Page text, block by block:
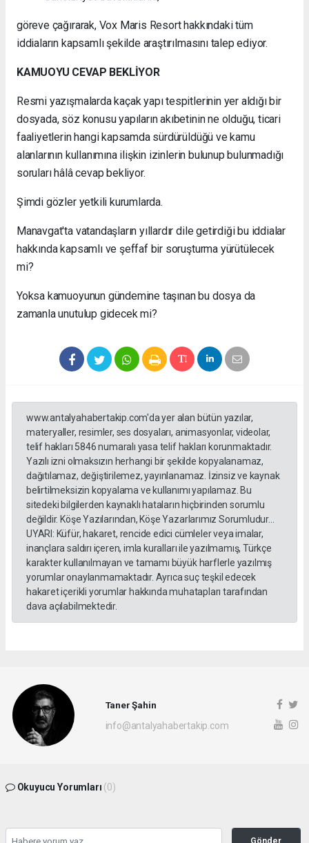
göreve çağırarak, Vox Maris Resort hakkındaki tüm
iddiaların kapsamlı şekilde araştırılmasını talep ediyor.
KAMUOYU CEVAP BEKLİYOR
Resmi yazışmalarda kaçak yapı tespitlerinin yer aldığı bir
dosyada, söz konusu yapıların akıbetinin ne olduğu, ticari
faaliyetlerin hangi kapsamda sürdürüldüğü ve kamu
alanlarının kullanımına ilişkin izinlerin bulunup bulunmadığı
soruları hâlâ cevap bekliyor.
Şimdi gözler yetkili kurumlarda.
Manavgat'ta vatandaşların yıllardır dile getirdiği bu iddialar
hakkında kapsamlı ve şeffaf bir soruşturma yürütülecek
mi?
Yoksa kamuoyunun gündemine taşınan bu dosya da
zamanla unutulup gidecek mi?
www.antalyahabertakip.com'da yer alan bütün yazılar,
materyaller, resimler, ses dosyaları, animasyonlar, videolar,
telif hakları 5846 numaralı yasa telif hakları korunmaktadır.
Yazılı izni olmaksızın herhangi bir şekilde kopyalanamaz,
dağıtılamaz, değiştirilemez, yayınlanamaz. İzinsiz ve kaynak
belirtilmeksizin kopyalama ve kullanımı yapılamaz. Bu
sitedeki bilgilerden kaynaklı hataların hiçbirinden sorumlu
değildir. Köşe Yazılarından, Köşe Yazarlarımız Sorumludur...
UYARI: Küfür, hakaret, rencide edici cümleler veya imalar,
inançlara saldırı içeren, imla kuralları ile yazılmamış, Türkçe
karakter kullanılmayan ve tamamı büyük harflerle yazılmış
yorumlar onaylanmamaktadır. Ayrıca suç teşkil edecek
hakaret içerikli yorumlar hakkında muhatapları tarafından
dava açılabilmektedir.
Taner Şahin
info@antalyahabertakip.com
Okuyucu Yorumları (0)
Gönder